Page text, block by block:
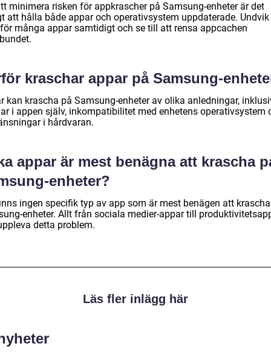
minimera risken för appkrascher på Samsung-enheter är det
att hålla både appar och operativsystem uppdaterade.
många appar samtidigt och se till att rensa appcachen
kraschar appar på Samsung-
kan krascha på Samsung-enheter av olika anledningar,
i appen själv, inkompatibilitet med enhetens operativsystem
i hårdvaran.
appar är mest benägna att krascha
enheter?
ingen specifik typ av app som är mest benägen att
enheter. Allt från sociala medier-appar till
detta problem.
Läs fler inlägg här